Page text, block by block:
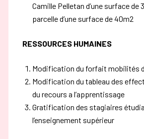
Camille Pelletan d’une surface de
parcelle d’une surface de 40m2
RESSOURCES HUMAINES
Modification du forfait mobilités
Modification du tableau des
du recours a l’apprentissage
Gratification des stagiaires
l’enseignement supérieur